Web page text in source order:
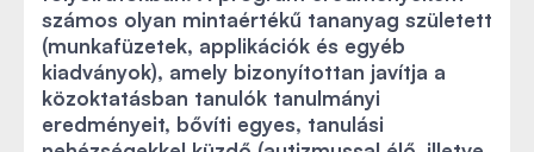
számos olyan mintaértékű tananyag született
(munkafüzetek, applikációk és egyéb
kiadványok), amely bizonyítottan javítja a
közoktatásban tanulók tanulmányi
eredményeit, bővíti egyes, tanulási